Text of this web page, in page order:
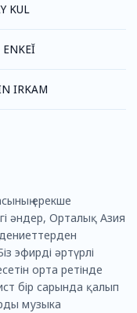
KUL
ENKEĬ
IRKAM
ерекше
әндер, Орталық Азия
эфирді әртүрлі
орта ретінде
бір сарында қалып
музыка